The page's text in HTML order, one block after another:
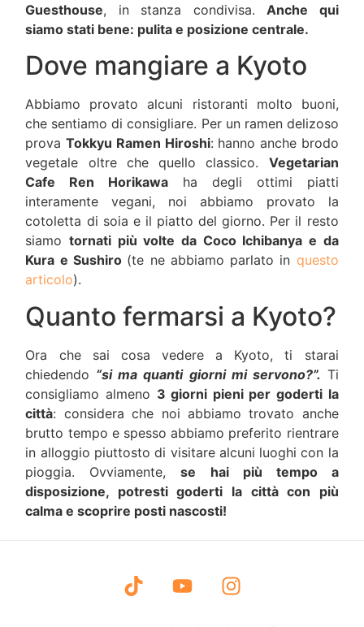
Guesthouse, in stanza condivisa.Anche qui
siamo stati bene: pulita e posizione centrale.
Dove mangiare a Kyoto
Abbiamo provato alcuni ristoranti molto buoni,
che sentiamo di consigliare. Per un ramen delizoso
provaTokkyu Ramen Hiroshi: hanno anche brodo
vegetale oltre che quello classico. Vegetarian
Cafe Ren Horikawa ha degli ottimi piatti
interamente vegani, noi abbiamo provato la
cotoletta di soia e il piatto del giorno. Per il resto
siamotornati più volte da Coco Ichibanya e da
Kura e Sushiro (te ne abbiamo parlato in questo
articolo).
Quanto fermarsi a Kyoto?
Ora che sai cosa vedere a Kyoto, ti starai
chiedendo “si ma quanti giorni mi servono?”. Ti
consigliamo almeno 3 giorni pieni per goderti la
città: considera che noi abbiamo trovato anche
brutto tempo e spesso abbiamo preferito rientrare
in alloggio piuttosto di visitare alcuni luoghi con la
pioggia. Ovviamente,se hai più tempo a
disposizione, potresti goderti la città con più
calma e scoprire posti nascosti!